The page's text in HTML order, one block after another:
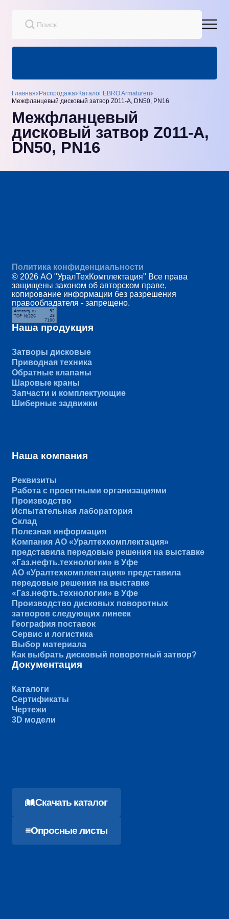
Главная Распродажа Каталог EBRO Armaturen
Межфланцевый дисковый затвор Z011-A, DN50, PN16
Межфланцевый
дисковый затвор Z011-A,
DN50, PN16
Политика конфиденциальности
© 2026 АО "УралТехКомплектация" Все права
защищены законом об авторском праве,
копирование информации без разрешения
правообладателя - запрещено.
Наша продукция
Затворы дисковые
Приводная техника
Обратные клапаны
Шаровые краны
Запчасти и комплектующие
Шиберные задвижки
Наша компания
Реквизиты
Работа с проектными организациями
Производство
Испытательная лаборатория
Склад
Полезная информация
Компания АО «Уралтехкомплектация»
представила передовые решения на выставке
«Газ.нефть.технологии» в Уфе
АО «Уралтехкомплектация» представила
передовые решения на выставке
«Газ.нефть.технологии» в Уфе
Производство дисковых поворотных
затворов следующих линеек
География поставок
Сервис и логистика
Выбор материала
Как выбрать дисковый поворотный затвор?
Документация
Каталоги
Сертификаты
Чертежи
3D модели
Cкачать каталог
Опросные листы